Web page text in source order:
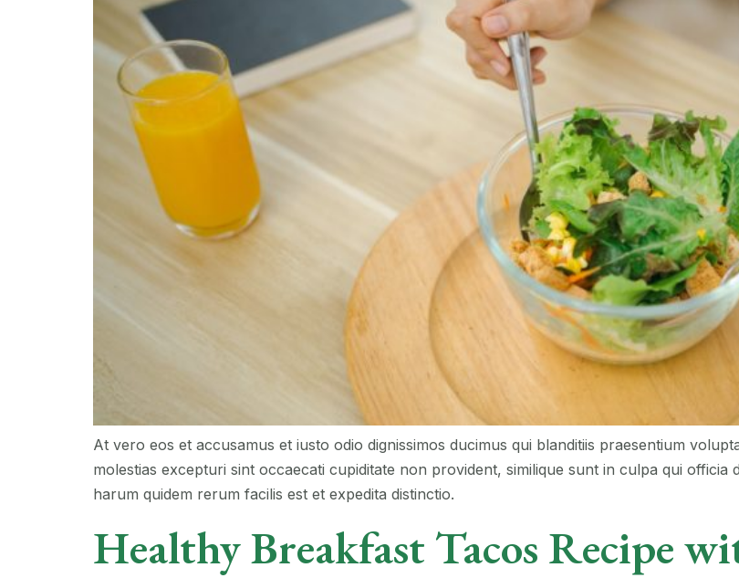
At vero eos et accusamus et iusto odio dignissimos ducimus qui blanditiis praesentium
molestias excepturi sint occaecati cupiditate non provident, similique sunt in culpa qui
harum quidem rerum facilis est et expedita distinctio.
Healthy Breakfast Tacos Recipe